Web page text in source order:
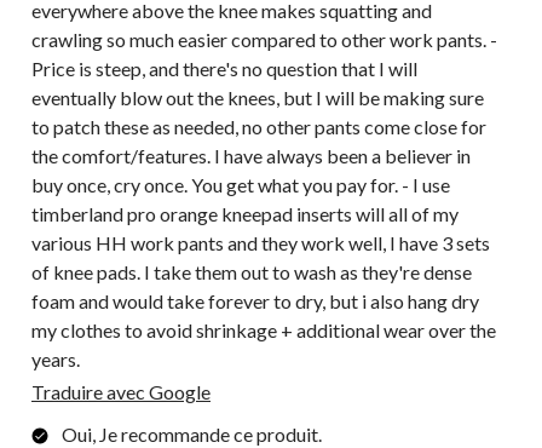
everywhere above the knee makes squatting and
crawling so much easier compared to other work pants. -
Price is steep, and there's no question that I will
eventually blow out the knees, but I will be making sure
to patch these as needed, no other pants come close for
the comfort/features. I have always been a believer in
buy once, cry once. You get what you pay for. - I use
timberland pro orange kneepad inserts will all of my
various HH work pants and they work well, I have 3 sets
of knee pads. I take them out to wash as they're dense
foam and would take forever to dry, but i also hang dry
my clothes to avoid shrinkage + additional wear over the
years.
Traduire avec Google
Oui, Je recommande ce produit.